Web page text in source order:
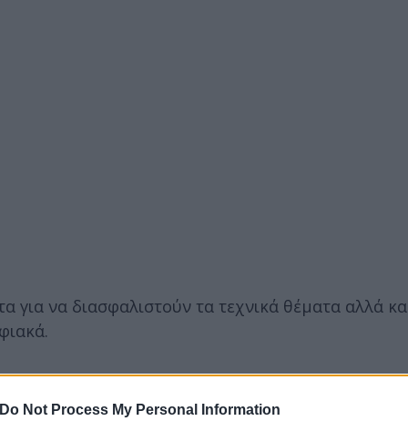
Do Not Process My Personal Information
να διασφαλιστούν τα τεχνικά θέματα αλλά